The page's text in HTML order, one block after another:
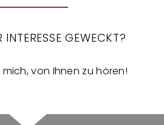
GEWECKT?
von Ihnen zu hören!